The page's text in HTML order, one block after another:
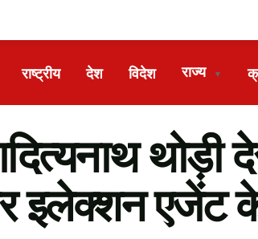
राष्ट्रीय देश विदेश राज्य ▼
थोड़ी
इलेक्शन एजेंट के